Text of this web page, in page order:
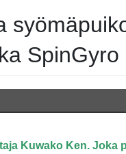
SpinGyro
Kuwako Ken. Joka